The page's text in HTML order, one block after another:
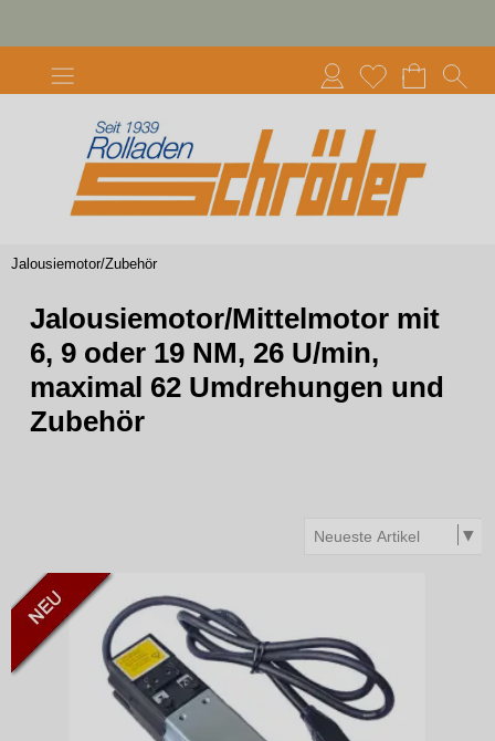
Jalousiemotor/Zubehör
Jalousiemotor/Mittelmotor mit
6, 9 oder 19 NM, 26 U/min,
maximal 62 Umdrehungen und
Zubehör